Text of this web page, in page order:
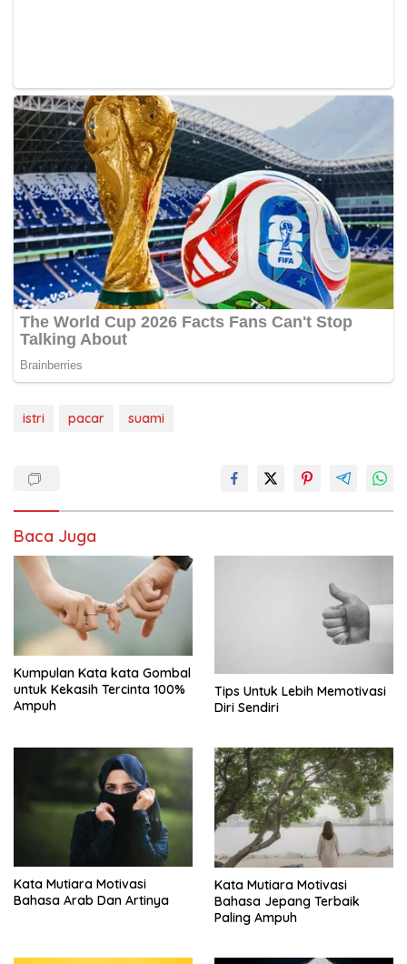
istri pacar suami
Baca Juga
Kumpulan Kata kata Gombal
untuk Kekasih Tercinta 100%
Ampuh
Tips Untuk Lebih Memotivasi
Diri Sendiri
Kata Mutiara Motivasi
Bahasa Arab Dan Artinya
Kata Mutiara Motivasi
Bahasa Jepang Terbaik
Paling Ampuh